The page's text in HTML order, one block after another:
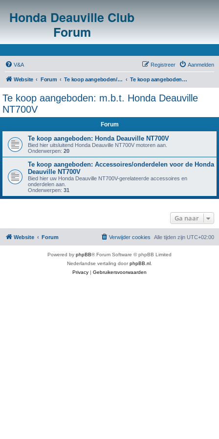
Honda Deauville Club
Forum
V&A Aanmelden
Registreer
Website Forum Te koop aangeboden/te koop gevraagd Te koop aangeboden: m.b.t. Honda Deauville NT700V
Te koop aangeboden: m.b.t. Honda Deauville
NT700V
Forum
Te koop aangeboden: Honda Deauville NT700V
Bied hier uitsluitend Honda Deauville NT700V motoren aan.
Onderwerpen: 20
Te koop aangeboden: Accessoires/onderdelen voor de Honda
Deauville NT700V
Bied hier uw Honda Deauville NT700V-gerelateerde accessoires en
onderdelen aan.
Onderwerpen: 31
Ga naar
Website Forum Alle tijden zijn UTC+02:00
Verwijder cookies
Powered by phpBB® Forum Software © phpBB Limited
Nederlandse vertaling doorphpBB.nl
Privacy | Gebruikersvoorwaarden